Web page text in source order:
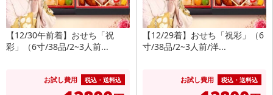
【12/30午前着】おせち「祝
彩」（6寸/38品/2~3人前...
お試し費用 税込・送料込
【12/29着】おせち「祝彩」（6
寸/38品/2~3人前/洋...
お試し費用 税込・送料込